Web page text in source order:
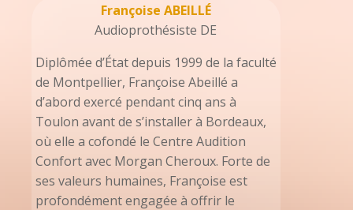
Françoise ABEILLÉ
Audioprothésiste DE
Diplômée d’État depuis 1999 de la faculté
de Montpellier, Françoise Abeillé a
d’abord exercé pendant cinq ans à
Toulon avant de s’installer à Bordeaux,
où elle a cofondé le Centre Audition
Confort avec Morgan Cheroux. Forte de
ses valeurs humaines, Françoise est
profondément engagée à offrir le